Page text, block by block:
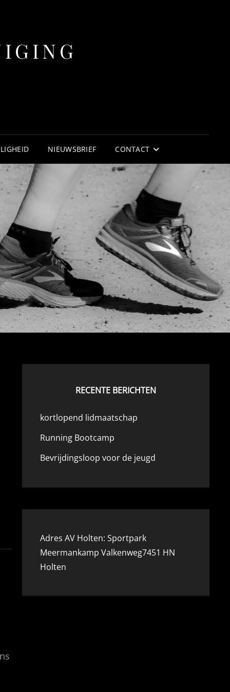
NIEUWSBRIEF CONTACT
RECENTE BERICHTEN
kortlopend lidmaatschap
Running Bootcamp
Bevrijdingsloop voor de jeugd
Adres AV Holten: Sportpark
Meermankamp Valkenweg7451 HN
Holten